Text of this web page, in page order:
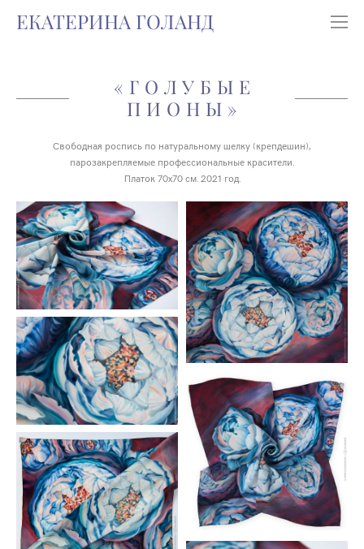
ЕКАТЕРИНА ГОЛАНД
«ГОЛУБЫЕ
ПИОНЫ»
Свободная роспись по натуральному шелку (крепдешин),
парозакрепляемые профессиональные красители.
Платок 70х70 см. 2021 год.